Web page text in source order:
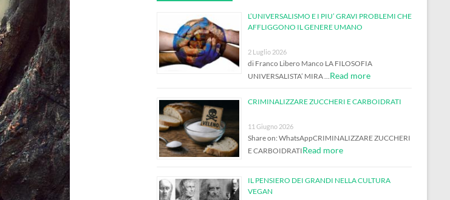
L’UNIVERSALISMO E I PIU’ GRAVI PROBLEMI CHE
AFFLIGGONO IL GENERE UMANO
2 Luglio 2026
di Franco Libero Manco LA FILOSOFIA
UNIVERSALISTA’ MIRA … Read more
CRIMINALIZZARE ZUCCHERI E CARBOIDRATI
11 Giugno 2026
Share on: WhatsAppCRIMINALIZZARE ZUCCHERI
E CARBOIDRATIRead more
IL PENSIERO DEI GRANDI NELLA CULTURA
VEGAN